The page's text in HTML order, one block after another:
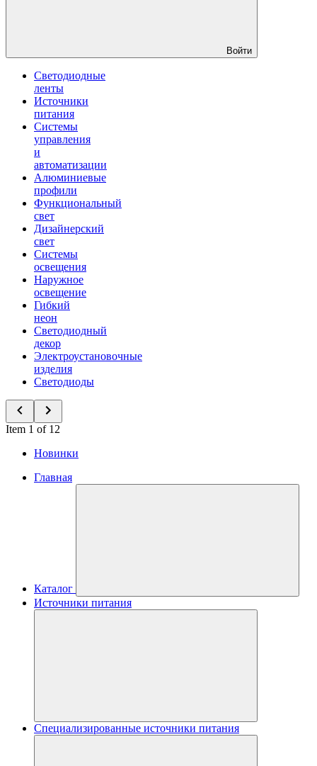
Войти
Светодиодные
ленты
Источники
питания
Системы
управления
и
автоматизации
Алюминиевые
профили
Функциональный
свет
Дизайнерский
свет
Системы
освещения
Наружное
освещение
Гибкий
неон
Светодиодный
декор
Электроустановочные
изделия
Светодиоды
Item 1 of 12
Новинки
Главная
Каталог
Источники питания
Специализированные источники питания